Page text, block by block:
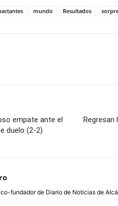
mundo Resultados
empate ante el
duelo (2-2)
Regresan
fundador de Diario de Noticias de